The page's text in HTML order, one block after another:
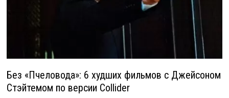
Без «Пчеловода»: 6 худших фильмов с Джейсоном
Стэйтемом по версии Collider